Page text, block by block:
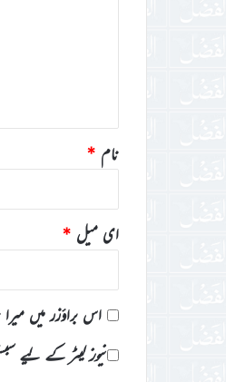
نام *
ای میل *
اس براؤزر میں
نیوز لیٹر کے لیے